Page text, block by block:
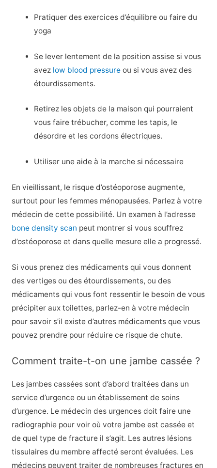
Pratiquer des exercices d’équilibre ou faire du
yoga
Se lever lentement de la position assise si vous
avez low blood pressure ou si vous avez des
étourdissements.
Retirez les objets de la maison qui pourraient
vous faire trébucher, comme les tapis, le
désordre et les cordons électriques.
Utiliser une aide à la marche si nécessaire
En vieillissant, le risque d’ostéoporose augmente,
surtout pour les femmes ménopausées. Parlez à votre
médecin de cette possibilité. Un examen à l’adresse
bone density scan peut montrer si vous souffrez
d’ostéoporose et dans quelle mesure elle a progressé.
Si vous prenez des médicaments qui vous donnent
des vertiges ou des étourdissements, ou des
médicaments qui vous font ressentir le besoin de vous
précipiter aux toilettes, parlez-en à votre médecin
pour savoir s’il existe d’autres médicaments que vous
pouvez prendre pour réduire ce risque de chute.
Comment traite-t-on une jambe cassée ?
Les jambes cassées sont d’abord traitées dans un
service d’urgence ou un établissement de soins
d’urgence. Le médecin des urgences doit faire une
radiographie pour voir où votre jambe est cassée et
de quel type de fracture il s’agit. Les autres lésions
tissulaires du membre affecté seront évaluées. Les
médecins peuvent traiter de nombreuses fractures en